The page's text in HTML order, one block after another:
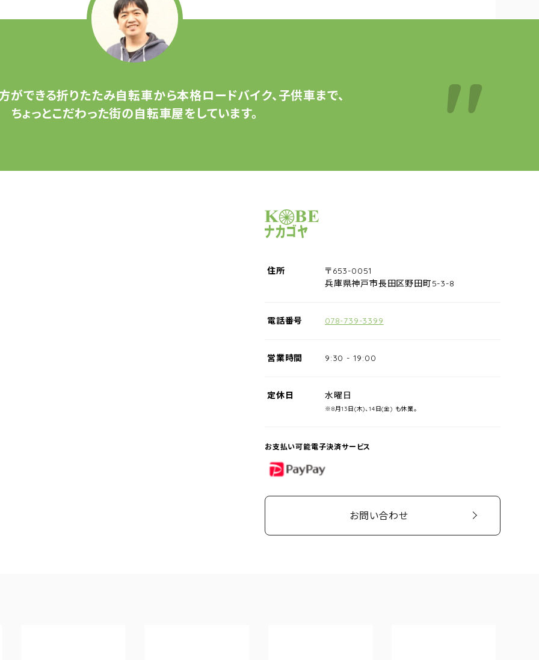
ができる折りたたみ自転車から本格ロードバイク、子供車まで、
ちょっとこだわった街の自転車屋をしています。
サイクルショップナカゴヤ
住所
〒653-0051
兵庫県神戸市長田区野田町5-3-8
電話番号 078-739-3399
営業時間 9:30 - 19:00
定休日 水曜日
※8月13日(木)、14日(金) も休業。
お支払い可能電子決済サービス
PayPay
お問い合わせ